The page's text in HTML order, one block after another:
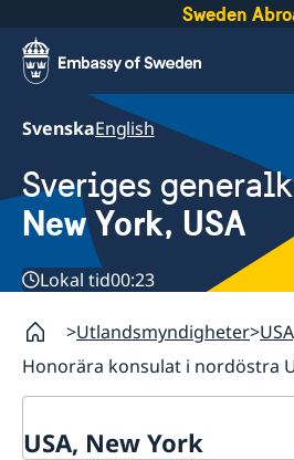
Sweden
SvenskaEnglish
Sveriges
New York, USA
Lokal tid00:23
Utlandsmyndigheter
Honorära konsulat i nordöstra
USA, New York